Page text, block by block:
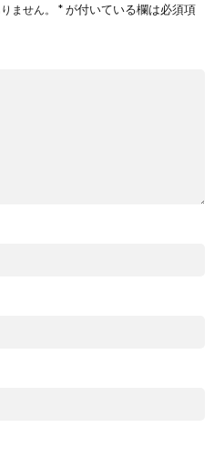
ません。 *が付いている欄は必須項